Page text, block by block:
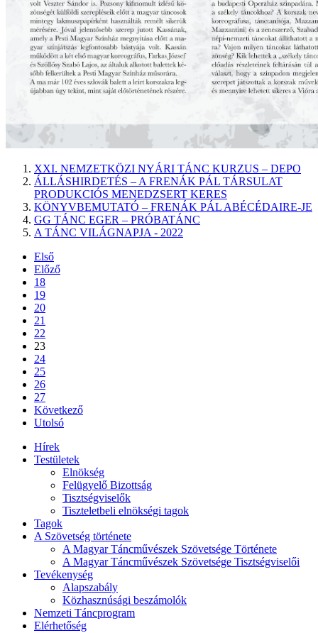
XXI. NEMZETKÖZI NYÁRI TÁNC KURZUS – DEPO
ÁLLÁSHIRDETÉS – A FRENÁK PÁL TÁRSULAT
PRODUKCIÓS MENEDZSERT KERES
KÖNYVBEMUTATÓ – FRENÁK PÁL ABÉCÉDAIRE-JE
GG TÁNC EGER – PRÓBATÁNC
A TÁNC VILÁGNAPJA - 2022
Első
Előző
18
19
20
21
22
23
24
25
26
27
Következő
Utolsó
Hírek
Testületek
Elnökség
Felügyelő Bizottság
Tisztségviselők
Tiszteletbeli elnökségi tagok
Tagok
A Szövetség története
A Magyar Táncművészek Szövetsége Története
A Magyar Táncművészek Szövetsége Tisztségviselői
Tevékenység
Alapszabály
Közhasznúsági beszámolók
Nemzeti Táncprogram
Elérhetőség